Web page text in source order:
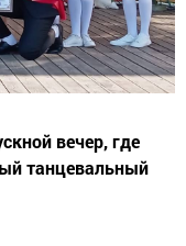
вечер, где
танцевальный